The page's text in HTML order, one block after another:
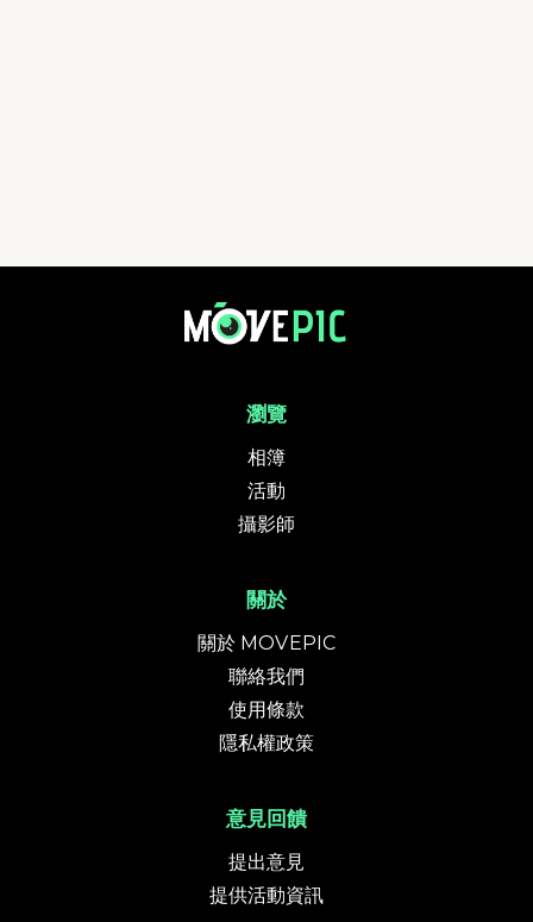
瀏覽
相簿
活動
攝影師
關於
關於 MOVEPIC
聯絡我們
使用條款
隱私權政策
意見回饋
提出意見
提供活動資訊